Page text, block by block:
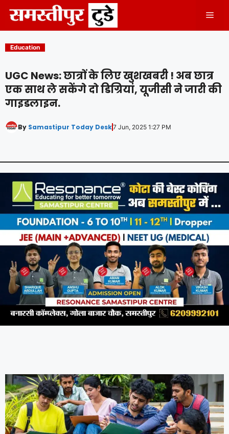
content
Education
UGC News: छात्रों के लिए खुशखबरी ! अब छात्र
एक साथ ले सकेंगे दो डिग्रियां, यूजीसी ने जारी की
गाइडलाइन.
By Samastipur Today Desk7 Jun, 2025 1:27 PM